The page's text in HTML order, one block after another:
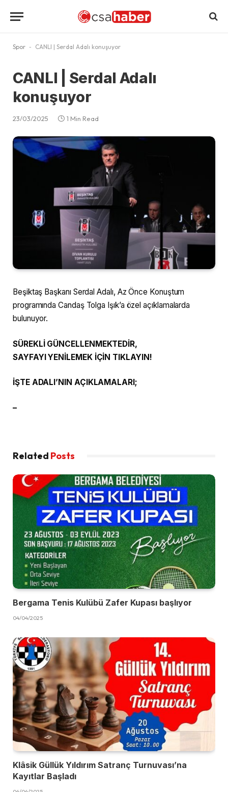
Spor - CANLI | Serdal Adalı konuşuyor
CANLI | Serdal Adalı
konuşuyor
23/03/2025 1 Min Read
Beşiktaş Başkanı Serdal Adalı, Az Önce Konuştum
programında Candaş Tolga Işık’a özel açıklamalarda
bulunuyor.
SÜREKLİ GÜNCELLENMEKTEDİR,
SAYFAYI YENİLEMEK İÇİN TIKLAYIN!
İŞTE ADALI’NIN AÇIKLAMALARI;
–
Related Posts
Bergama Tenis Kulübü Zafer Kupası başlıyor
04/04/2025
Klâsik Güllük Yıldırım Satranç Turnuvası’na
Kayıtlar Başladı